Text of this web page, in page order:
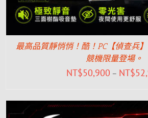
最高品質靜悄悄！酷！PC【偵查兵
競機限量登場。
NT$50,900 – NT$